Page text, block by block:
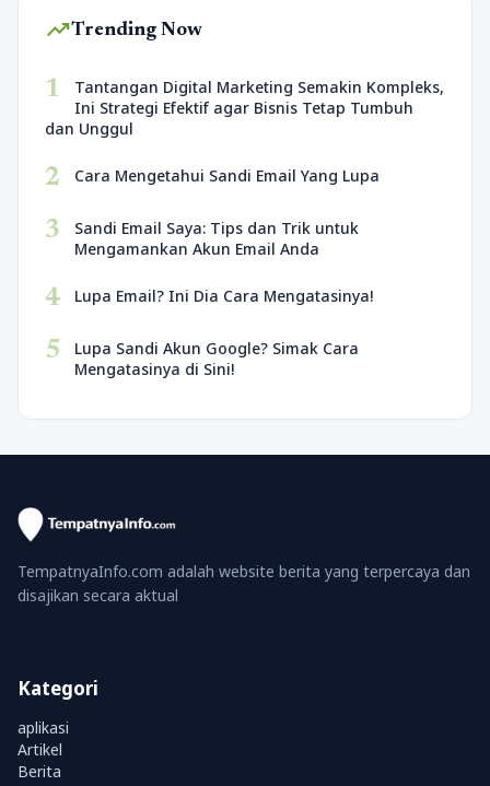
trending_upTrending Now
1
Tantangan Digital Marketing Semakin Kompleks,
Ini Strategi Efektif agar Bisnis Tetap Tumbuh
dan Unggul
2 Cara Mengetahui Sandi Email Yang Lupa
3
Sandi Email Saya: Tips dan Trik untuk
Mengamankan Akun Email Anda
4 Lupa Email? Ini Dia Cara Mengatasinya!
5
Lupa Sandi Akun Google? Simak Cara
Mengatasinya di Sini!
TempatnyaInfo.com adalah website berita yang terpercaya dan
disajikan secara aktual
Kategori
aplikasi
Artikel
Berita